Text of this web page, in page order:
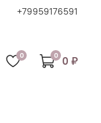
+79959176591
0 0 0 ₽